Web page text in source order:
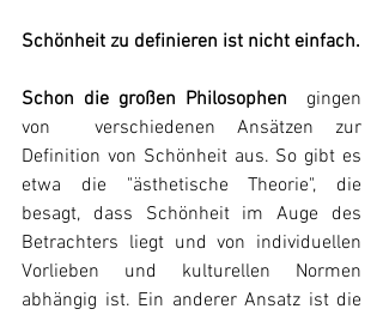
Schönheit zu definieren ist nicht einfach.
Schon die großen Philosophen
  gingen
von  verschiedenen Ansätzen zur
Definition von Schönheit aus. So gibt es
etwa die "ästhetische Theorie", die
besagt, dass Schönheit im Auge des
Betrachters liegt und von individuellen
Vorlieben und kulturellen Normen
abhängig ist. Ein anderer Ansatz ist die